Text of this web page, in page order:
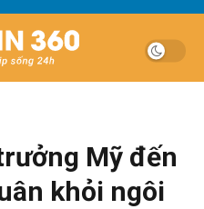
Mỹ đến
khỏi ngôi